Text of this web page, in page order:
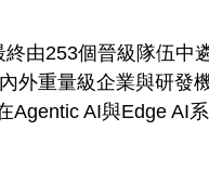
由253個晉級隊伍中
外重量級企業與研發
Agentic AI與Edge AI